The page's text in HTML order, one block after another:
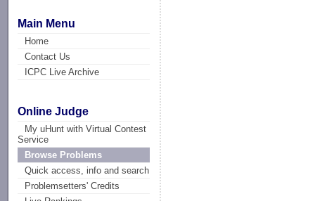
Main Menu
Home
Contact Us
ICPC Live Archive
Online Judge
My uHunt with Virtual Contest
Service
Browse Problems
Quick access, info and search
Problemsetters' Credits